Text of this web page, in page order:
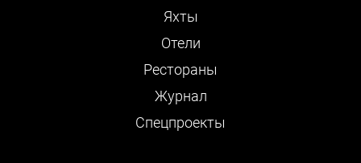
Яхты
Отели
Рестораны
Журнал
Cпецпроекты